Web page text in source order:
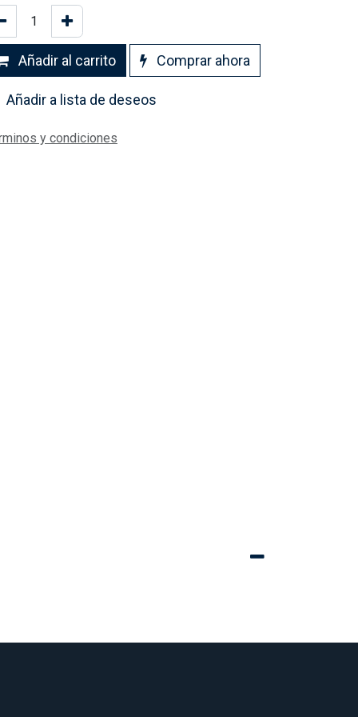
Añadir al carrito Comprar ahora
Añadir a lista de deseos
y condiciones